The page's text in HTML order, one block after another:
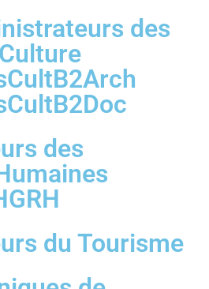
des
des
du Tourisme